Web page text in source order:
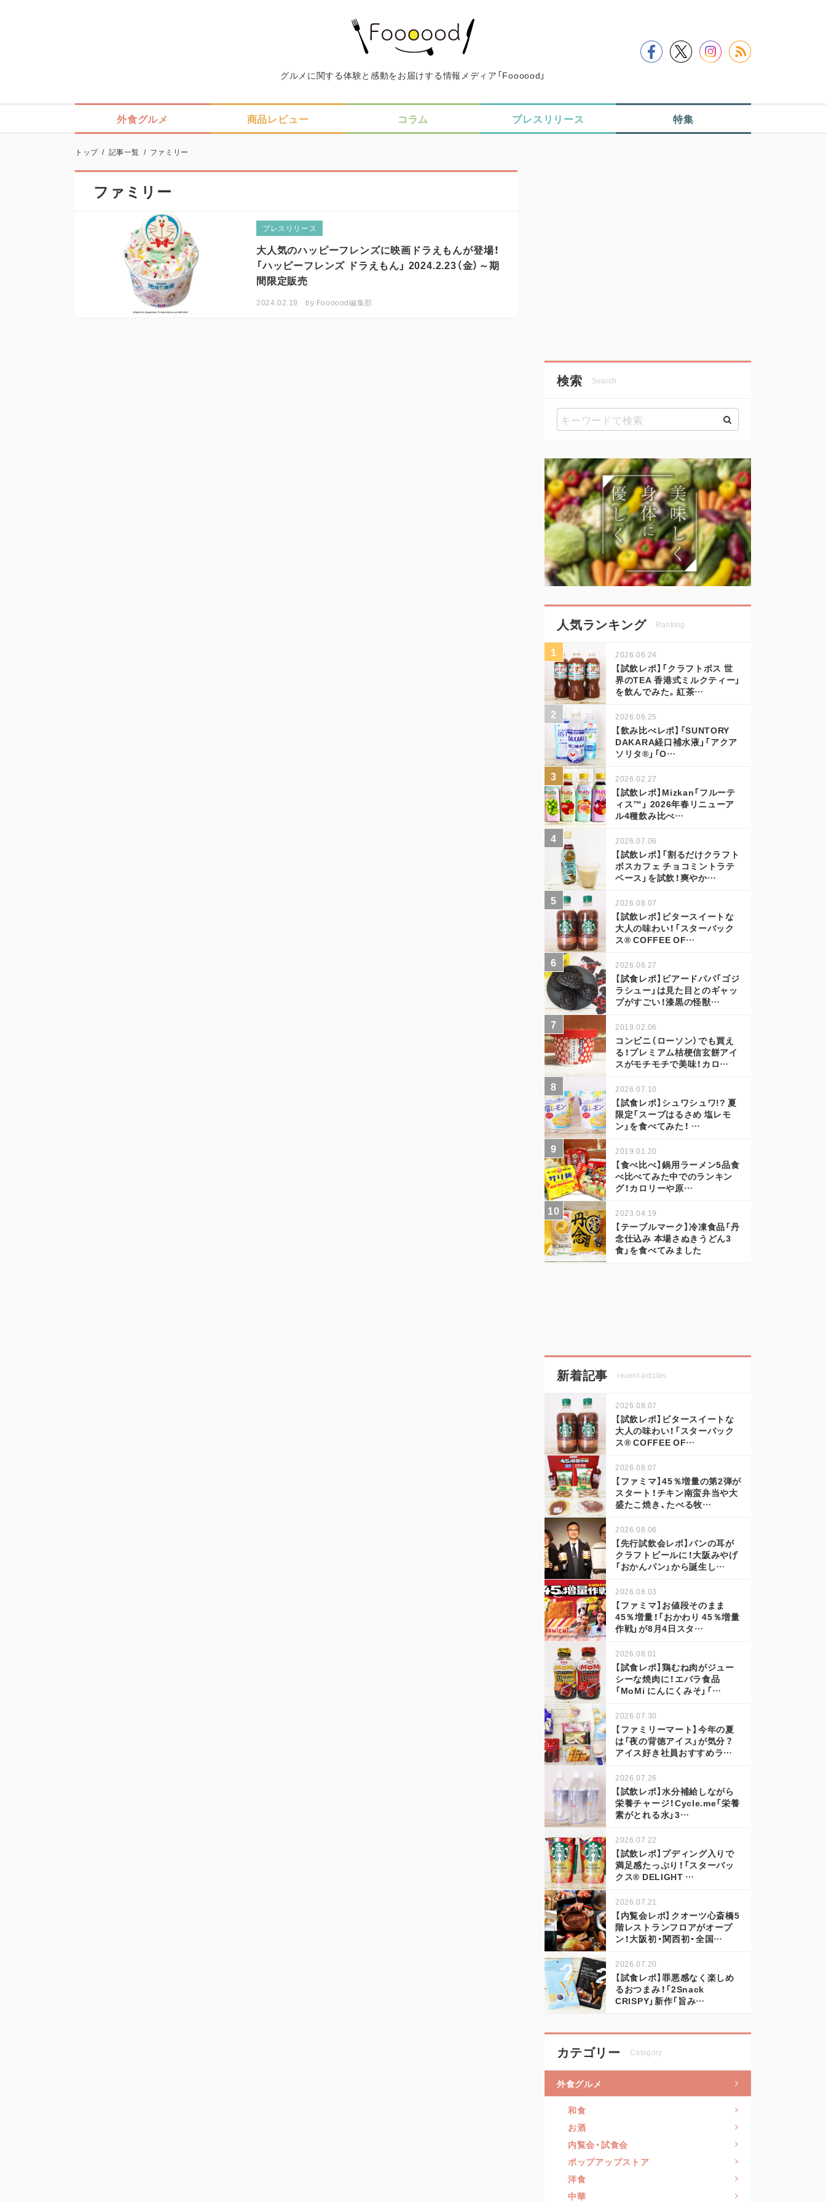
グルメに関する体験と感動をお届けする情報メディア「Foooood」
外食グルメ 商品レビュー コラム プレスリリース 特集
トップ / 記事一覧 / ファミリー
ファミリー
プレスリリース
大人気のハッピーフレンズに映画ドラえもんが登場！
「ハッピーフレンズ ドラえもん」 2024.2.23（金）～期
間限定販売
2024.02.19 by Foooood編集部
検索 Search
人気ランキング Ranking
2026.06.24
【試飲レポ】「クラフトボス 世
界のTEA 香港式ミルクティー」
を飲んでみた。紅茶…
2026.06.25
【飲み比べレポ】「SUNTORY
DAKARA経口補水液」「アクア
ソリタ®」「O…
2026.02.27
【試飲レポ】Mizkan「フルーテ
ィス™」 2026年春リニューア
ル4種飲み比べ…
2026.07.06
【試飲レポ】「割るだけクラフト
ボスカフェ チョコミントラテ
ベース」を試飲！爽やか…
2026.08.07
【試飲レポ】ビタースイートな
大人の味わい！「スターバック
ス® COFFEE OF…
2026.06.27
【試食レポ】ビアードパパ「ゴジ
ラシュー」は見た目とのギャッ
プがすごい！漆黒の怪獣…
2019.02.06
コンビニ（ローソン）でも買え
る！プレミアム桔梗信玄餅アイ
スがモチモチで美味！カロ…
2026.07.10
【試食レポ】シュワシュワ!? 夏
限定「スープはるさめ 塩レモ
ン」を食べてみた！ …
2019.01.20
【食べ比べ】鍋用ラーメン5品食
べ比べてみた中でのランキン
グ！カロリーや原…
2023.04.19
【テーブルマーク】冷凍食品「丹
念仕込み 本場さぬきうどん3
食」を食べてみました
新着記事 recent articles
2026.08.07
【試飲レポ】ビタースイートな
大人の味わい！「スターバック
ス® COFFEE OF…
2026.08.07
【ファミマ】45％増量の第2弾が
スタート！チキン南蛮弁当や大
盛たこ焼き、たべる牧…
2026.08.06
【先行試飲会レポ】パンの耳が
クラフトビールに！大阪みやげ
「おかんパン」から誕生し…
2026.08.03
【ファミマ】お値段そのまま
45％増量！「おかわり 45％増量
作戦」が8月4日スタ…
2026.08.01
【試食レポ】鶏むね肉がジュー
シーな焼肉に！エバラ食品
「MoMi にんにくみそ」「…
2026.07.30
【ファミリーマート】今年の夏
は「夜の背徳アイス」が気分？
アイス好き社員おすすめラ…
2026.07.26
【試飲レポ】水分補給しながら
栄養チャージ！Cycle.me「栄養
素がとれる水」3…
2026.07.22
【試飲レポ】プディング入りで
満足感たっぷり！「スターバッ
クス® DELIGHT …
2026.07.21
【内覧会レポ】クオーツ心斎橋5
階レストランフロアがオープ
ン！大阪初・関西初・全国…
2026.07.20
【試食レポ】罪悪感なく楽しめ
るおつまみ！「2Snack
CRISPY」新作「旨み…
カテゴリー Category
外食グルメ
和食
お酒
内覧会・試食会
ポップアップストア
洋食
中華